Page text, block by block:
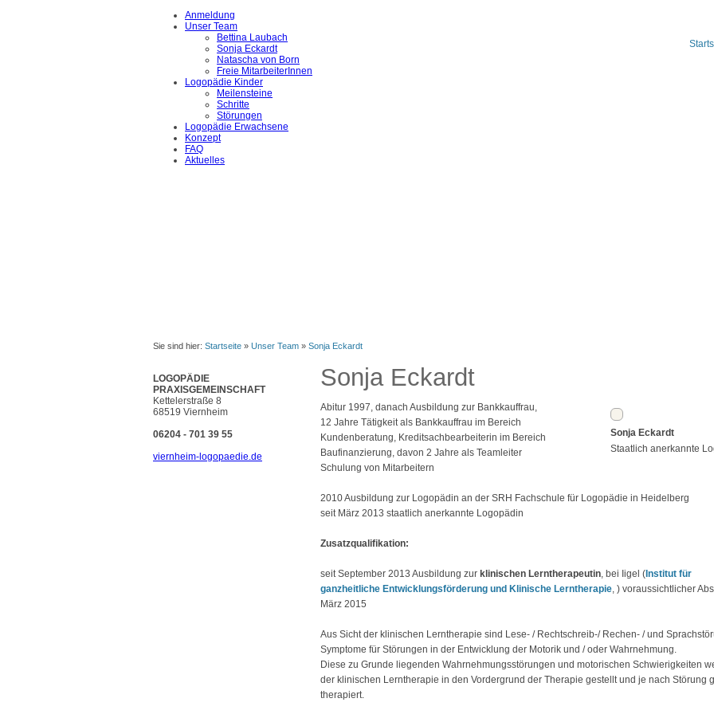
Anmeldung
Unser Team
Bettina Laubach
Sonja Eckardt
Natascha von Born
Freie MitarbeiterInnen
Logopädie Kinder
Meilensteine
Schritte
Störungen
Logopädie Erwachsene
Konzept
FAQ
Aktuelles
Sie sind hier: Startseite » Unser Team » Sonja Eckardt
LOGOPÄDIE
PRAXISGEMEINSCHAFT
Kettelerstraße 8
68519 Viernheim
06204 - 701 39 55
viernheim-logopaedie.de
Sonja Eckardt
Sonja Eckardt
Staatlich anerkannte
Abitur 1997, danach Ausbildung zur Bankkauffrau,
12 Jahre Tätigkeit als Bankkauffrau im Bereich
Kundenberatung, Kreditsachbearbeiterin im Bereich
Baufinanzierung, davon 2 Jahre als Teamleiter
Schulung von Mitarbeitern
2010 Ausbildung zur Logopädin an der SRH Fachschule für Logopädie in Heidelberg
seit März 2013 staatlich anerkannte Logopädin
Zusatzqualifikation:
seit September 2013 Ausbildung zur klinischen Lerntherapeutin, bei Iigel ( Institut für
ganzheitliche Entwicklungsförderung und Klinische Lerntherapie, ) voraussichtlicher
März 2015
Aus Sicht der klinischen Lerntherapie sind Lese- / Rechtschreib-/ Rechen- / und
Symptome für Störungen in der Entwicklung der Motorik und / oder Wahrnehmung.
Diese zu Grunde liegenden Wahrnehmungsstörungen und motorischen Schwierigkeiten
der klinischen Lerntherapie in den Vordergrund der Therapie gestellt und je nach Störung
therapiert.